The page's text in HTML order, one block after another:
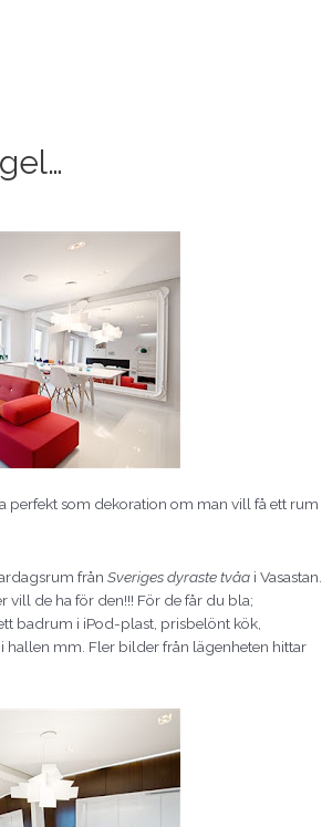
perfekt som dekoration om man vill få ett rum
från Sveriges dyraste tvåa i Vasastan.
vill de ha för den!!! För de får du bla;
badrum i iPod-plast, prisbelönt kök,
hallen mm. Fler bilder från lägenheten hittar